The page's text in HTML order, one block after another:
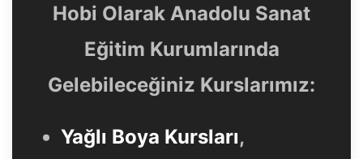
Hobi Olarak Anadolu Sanat
Eğitim Kurumlarında
Gelebileceğiniz Kurslarımız:
Yağlı Boya Kursları,